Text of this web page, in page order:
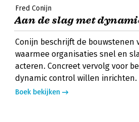
Fred Conijn
Aan de slag met
Conijn beschrijft de bouwstenen
waarmee organisaties snel en
acteren. Concreet vervolg voor
dynamic control willen inrichten.
Boek bekijken